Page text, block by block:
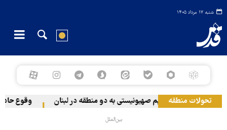
شنبه ۱۷ مرداد ۱۴۰۵
تحولات منطقه
حمله رژیم صهیونیستی به دو منطقه در لبنان وقوع حادثه
بین‌الملل